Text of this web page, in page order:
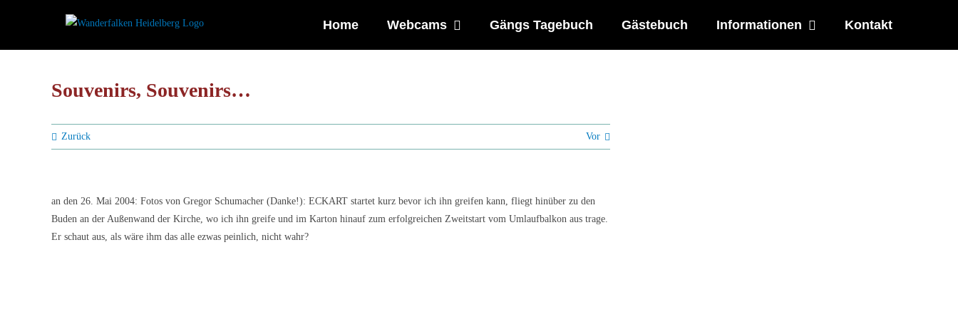
Home Webcams Gängs Tagebuch Gästebuch Informationen Kontakt
Souvenirs, Souvenirs…
Zurück Vor
an den 26. Mai 2004: Fotos von Gregor Schumacher (Danke!): ECKART startet kurz bevor ich ihn greifen kann, fliegt hinüber zu den
Buden an der Außenwand der Kirche, wo ich ihn greife und im Karton hinauf zum erfolgreichen Zweitstart vom Umlaufbalkon aus trage.
Er schaut aus, als wäre ihm das alle ezwas peinlich, nicht wahr?